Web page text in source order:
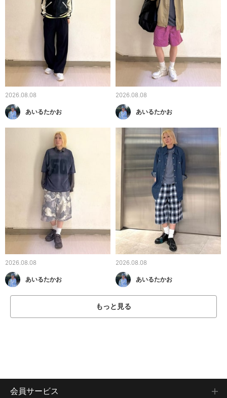
2026.08.08
あいるたかお
2026.08.08
あいるたかお
2026.08.08
あいるたかお
2026.08.08
あいるたかお
もっと見る
会員サービス